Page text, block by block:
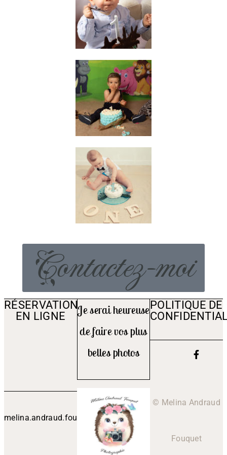
Contactez-moi
RÉSERVATION
EN LIGNE
melina.andraud.fouquet@outlook.fr
Je serai heureuse
de faire vos plus
belles photos
POLITIQUE DE
© Melina Andraud
Fouquet